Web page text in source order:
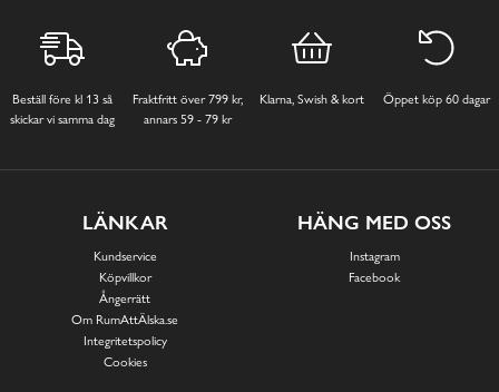
Beställ före kl 13 så
skickar vi samma dag
Fraktfritt över 799 kr,
annars 59 - 79 kr
Klarna, Swish & kort Öppet köp 60 dagar
LÄNKAR
Kundservice
Köpvillkor
Ångerrätt
Om RumAttÄlska.se
Integritetspolicy
Cookies
HÄNG MED OSS
Instagram
Facebook